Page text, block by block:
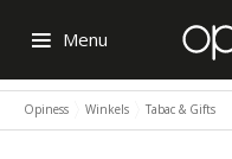
Menu
Opiness Winkels Tabac & Gifts